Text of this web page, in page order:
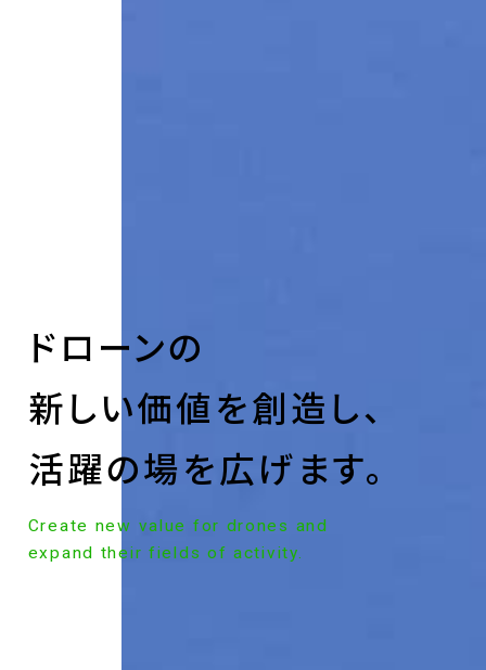
ドローンの
新しい価値を創造し、
活躍の場を広げます。
Create new value for drones and
expand their fields of activity.